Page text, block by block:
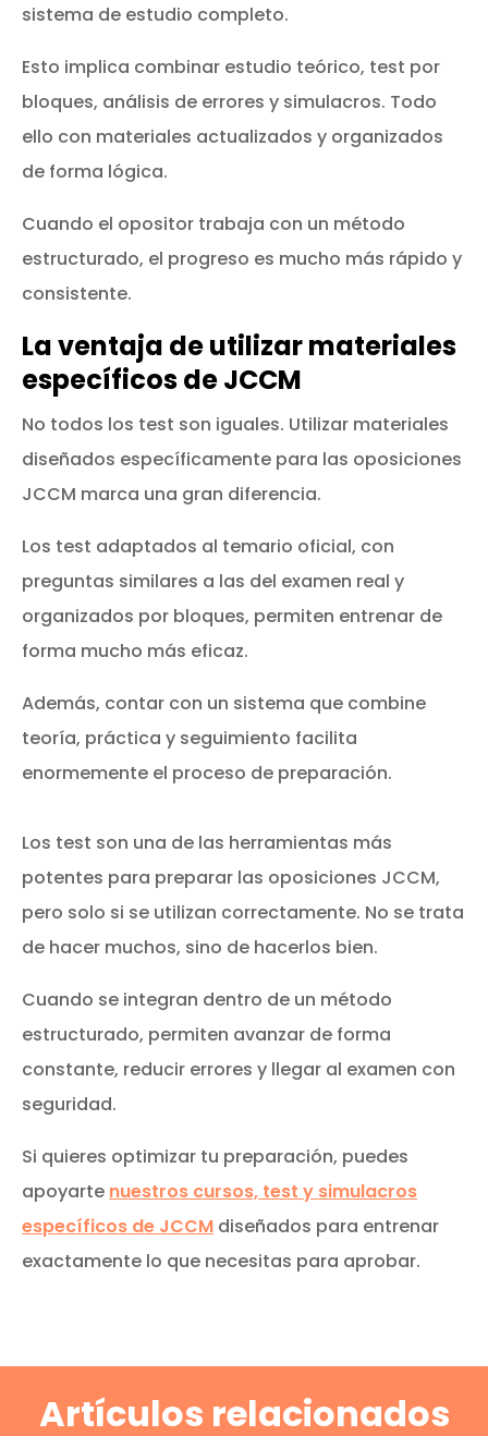
sistema de estudio completo.
Esto implica combinar estudio teórico, test por
bloques, análisis de errores y simulacros. Todo
ello con materiales actualizados y organizados
de forma lógica.
Cuando el opositor trabaja con un método
estructurado, el progreso es mucho más rápido y
consistente.
La ventaja de utilizar materiales
específicos de JCCM
No todos los test son iguales. Utilizar materiales
diseñados específicamente para las oposiciones
JCCM marca una gran diferencia.
Los test adaptados al temario oficial, con
preguntas similares a las del examen real y
organizados por bloques, permiten entrenar de
forma mucho más eficaz.
Además, contar con un sistema que combine
teoría, práctica y seguimiento facilita
enormemente el proceso de preparación.
Los test son una de las herramientas más
potentes para preparar las oposiciones JCCM,
pero solo si se utilizan correctamente. No se trata
de hacer muchos, sino de hacerlos bien.
Cuando se integran dentro de un método
estructurado, permiten avanzar de forma
constante, reducir errores y llegar al examen con
seguridad.
Si quieres optimizar tu preparación, puedes
apoyarte nuestros cursos, test y simulacros
específicos de JCCM diseñados para entrenar
exactamente lo que necesitas para aprobar.
Artículos relacionados